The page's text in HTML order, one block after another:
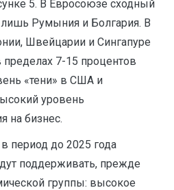
5. В Евросоюзе сходный
Румыния и Болгария. В
Швейцарии и Сингапуре
пределах 7-15 процентов
«тени» в США и
уровень
на бизнес.
период до 2025 года
поддерживать, прежде
группы: высокое